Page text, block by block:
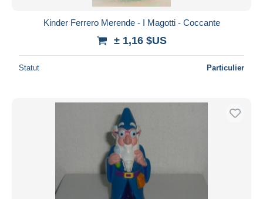
Kinder Ferrero Merende - I Magotti - Coccante
± 1,16 $US
Statut Particulier